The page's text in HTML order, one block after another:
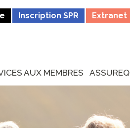
Inscription SPR Extranet
AUX MEMBRES ASSUREQ